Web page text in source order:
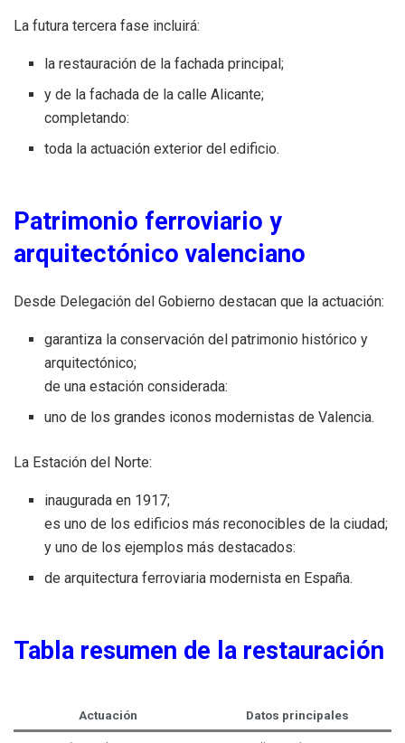
La futura tercera fase incluirá:
la restauración de la fachada principal;
y de la fachada de la calle Alicante;
completando:
toda la actuación exterior del edificio.
Patrimonio ferroviario y
arquitectónico valenciano
Desde Delegación del Gobierno destacan que la actuación:
garantiza la conservación del patrimonio histórico y
arquitectónico;
de una estación considerada:
uno de los grandes iconos modernistas de Valencia.
La Estación del Norte:
inaugurada en 1917;
es uno de los edificios más reconocibles de la ciudad;
y uno de los ejemplos más destacados:
de arquitectura ferroviaria modernista en España.
Tabla resumen de la restauración
Actuación Datos principales